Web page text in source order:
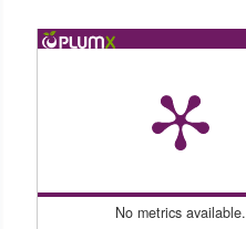
No metrics available.